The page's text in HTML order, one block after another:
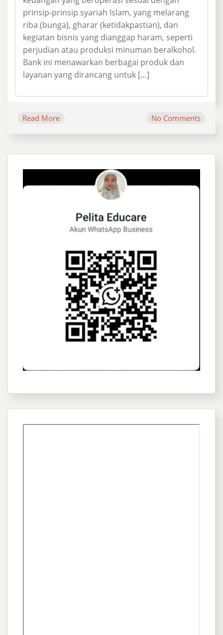
prinsip-prinsip syariah Islam, yang melarang
riba (bunga), gharar (ketidakpastian), dan
kegiatan bisnis yang dianggap haram, seperti
perjudian atau produksi minuman beralkohol.
Bank ini menawarkan berbagai produk dan
layanan yang dirancang untuk […]
Read More No Comments